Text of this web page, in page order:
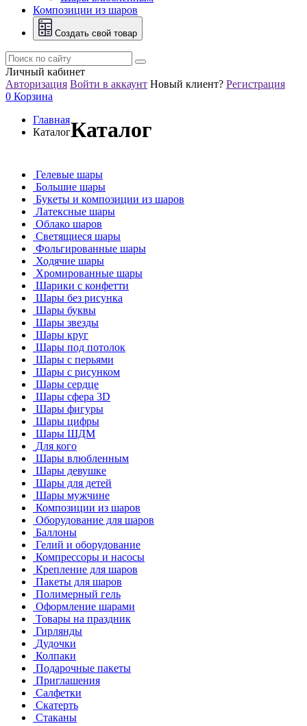
Композиции из шаров
Создать свой товар
Личный кабинет
Авторизация Войти в аккаунт Новый клиент? Регистрация
0 Корзина
Главная
КаталогКаталог
Гелевые шары
Большие шары
Букеты и композиции из шаров
Латексные шары
Облако шаров
Светящиеся шары
Фольгированные шары
Ходячие шары
Хромированные шары
Шарики с конфетти
Шары без рисунка
Шары буквы
Шары звезды
Шары круг
Шары под потолок
Шары с перьями
Шары с рисунком
Шары сердце
Шары сфера 3D
Шары фигуры
Шары цифры
Шары ШДМ
Для кого
Шары влюбленным
Шары девушке
Шары для детей
Шары мужчине
Композиции из шаров
Оборудование для шаров
Баллоны
Гелий и оборудование
Компрессоры и насосы
Крепление для шаров
Пакеты для шаров
Полимерный гель
Оформление шарами
Товары на праздник
Гирлянды
Дудочки
Колпаки
Подарочные пакеты
Приглашения
Салфетки
Скатерть
Стаканы